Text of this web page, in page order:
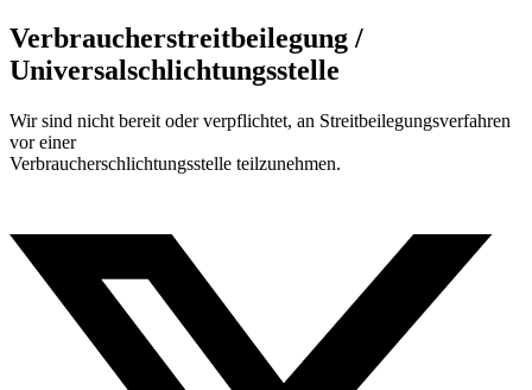
Verbraucherstreitbeilegung /
Universalschlichtungsstelle
Wir sind nicht bereit oder verpflichtet, an Streitbeilegungsverfahren
vor einer
Verbraucherschlichtungsstelle teilzunehmen.